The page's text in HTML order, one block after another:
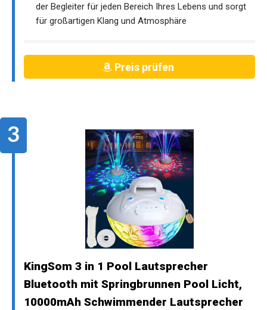
der Begleiter für jeden Bereich Ihres Lebens und sorgt
für großartigen Klang und Atmosphäre
Preis prüfen
KingSom 3 in 1 Pool Lautsprecher
Bluetooth mit Springbrunnen Pool Licht,
10000mAh Schwimmender Lautsprecher